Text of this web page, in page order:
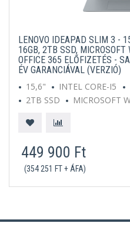
LENOVO IDEAPAD SLIM 3 -
16GB, 2TB SSD, MICROSOFT
OFFICE 365 ELŐFIZETÉS -
ÉV GARANCIÁVAL (VERZIÓ)
15,6"
INTEL CORE-I5
2TB SSD
MICROSOFT
449 900 Ft
(354 251 FT + ÁFA)